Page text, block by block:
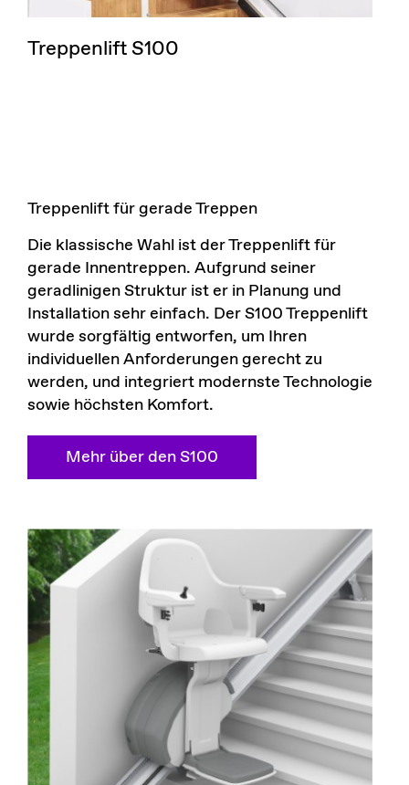
Treppenlift S100
Treppenlift für gerade Treppen
Die klassische Wahl ist der Treppenlift für
gerade Innentreppen. Aufgrund seiner
geradlinigen Struktur ist er in Planung und
Installation sehr einfach. Der S100 Treppenlift
wurde sorgfältig entworfen, um Ihren
individuellen Anforderungen gerecht zu
werden, und integriert modernste Technologie
sowie höchsten Komfort.
Mehr über den S100